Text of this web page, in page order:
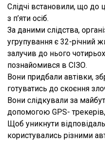
Слідчі встановили, що до
з п’яти осіб.
За даними слідства,
угрупування є 32-річний
залучив до нього
познайомився в СІЗО.
Вони придбали автівки,
готуватись до скоєння
Вони слідкували за
допомогою GPS-
Щоб уникнути
користувались різними